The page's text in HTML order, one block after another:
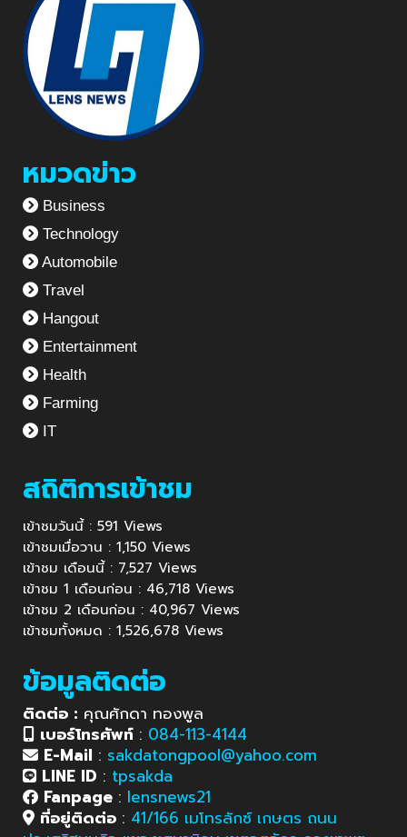
หมวดข่าว
Business
Technology
Automobile
Travel
Hangout
Entertainment
Health
Farming
IT
สถิติการเข้าชม
เข้าชมวันนี้ : 591 Views
เข้าชมเมื่อวาน : 1,150 Views
เข้าชม เดือนนี้ : 7,527 Views
เข้าชม 1 เดือนก่อน : 46,718 Views
เข้าชม 2 เดือนก่อน : 40,967 Views
เข้าชมทั้งหมด : 1,526,678 Views
ข้อมูลติดต่อ
ติดต่อ : คุณศักดา ทองพูล
เบอร์โทรศัพท์ : 084-113-4144
E-Mail : sakdatongpool@yahoo.com
LINE ID : tpsakda
Fanpage : lensnews21
ที่อยู่ติดต่อ : 41/166 เมโทรลักซ์ เกษตร ถนน